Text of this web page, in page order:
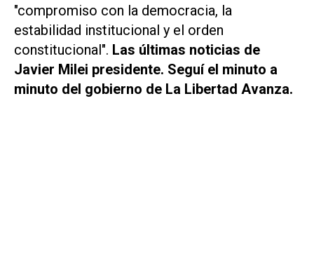
"compromiso con la democracia, la
estabilidad institucional y el orden
constitucional". Las últimas noticias de
Javier Milei presidente. Seguí el minuto a
minuto del gobierno de La Libertad Avanza.